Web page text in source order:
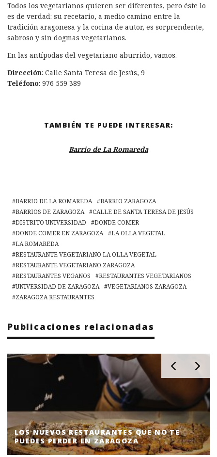
Todos los vegetarianos quieren ser diferentes, pero éste lo
es de verdad: su recetario, a medio camino entre la
tradición aragonesa y la cocina de autor, es sorprendente,
sabroso y sin dogmas vegetarianos.
En las antípodas del vegetariano aburrido, vamos.
Dirección: Calle Santa Teresa de Jesús, 9
Teléfono: 976 559 389
TAMBIÉN TE PUEDE INTERESAR:
Barrio de La Romareda
BARRIO DE LA ROMAREDA
BARRIO ZARAGOZA
BARRIOS DE ZARAGOZA
CALLE DE SANTA TERESA DE JESÚS
DISTRITO UNIVERSIDAD
DONDE COMER
DONDE COMER EN ZARAGOZA
LA OLLA VEGETAL
LA ROMAREDA
RESTAURANTE VEGETARIANO LA OLLA VEGETAL
RESTAURANTE VEGETARIANO ZARAGOZA
RESTAURANTES VEGANOS
RESTAURANTES VEGETARIANOS
UNIVERSIDAD DE ZARAGOZA
VEGETARIANOS ZARAGOZA
ZARAGOZA RESTAURANTES
Publicaciones relacionadas
LOS NUEVOS RESTAURANTES QUE NO TE
PUEDES PERDER EN ZARAGOZA